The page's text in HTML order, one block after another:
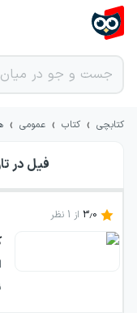
کتابچی › کتاب › عمومی ›
فیل در
3.0 از 1 نظر